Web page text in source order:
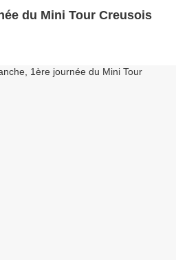
du Mini Tour Creusois